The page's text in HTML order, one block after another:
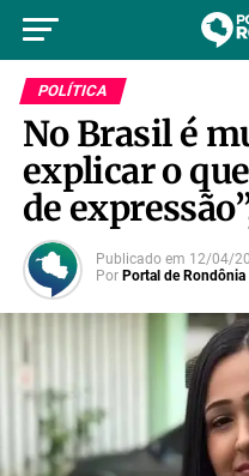
POLÍTICA
No Brasil é
explicar o
de
Publicado em 12/04/
Por Portal de Rondônia